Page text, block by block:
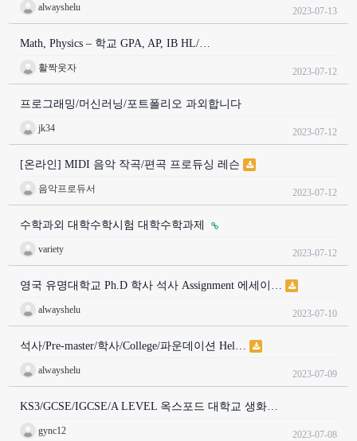
alwayshelu 2023-07-13
Math, Physics – 학교 GPA, AP, IB HL/…
활짝웃자 2023-07-12
프로그래밍/머신러닝/포트폴리오 과외합니다
jk34 2023-07-12
[온라인] MIDI 음악 작곡/편곡 프로듀싱 레슨
음악프로듀서 2023-07-12
수학과외 대학수학시험 대학수학과제
variety 2023-07-12
영국 유명대학교 Ph.D 학사 석사 Assignment 에세이…
alwayshelu 2023-07-10
석사/Pre-master/학사/College/파운데이션 Hel…
alwayshelu 2023-07-09
KS3/GCSE/IGCSE/A LEVEL 옥스포드 대학교 생화…
gync12 2023-07-08